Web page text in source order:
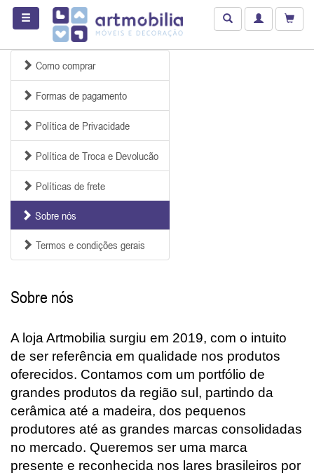
Como comprar
Formas de pagamento
Política de Privacidade
Política de Troca e Devolucão
Políticas de frete
Sobre nós
Termos e condições gerais
Sobre nós
A loja Artmobilia surgiu em 2019, com o intuito
de ser referência em qualidade nos produtos
oferecidos. Contamos com um portfólio de
grandes produtos da região sul, partindo da
cerâmica até a madeira, dos pequenos
produtores até as grandes marcas consolidadas
no mercado. Queremos ser uma marca
presente e reconhecida nos lares brasileiros por